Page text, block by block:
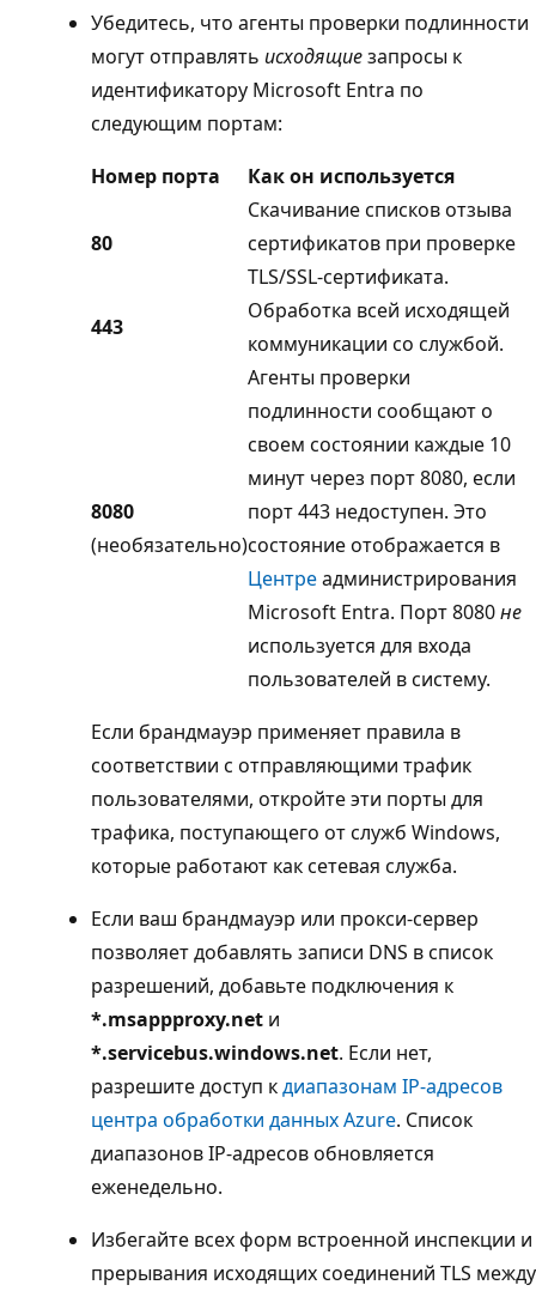
Убедитесь, что агенты проверки подлинности
могут отправлять исходящиезапросы к
идентификатору Microsoft Entra по
следующим портам:
Номер порта
Как он используется
80
Скачивание списков отзыва
сертификатов при проверке
TLS/SSL-сертификата.
443
Обработка всей исходящей
коммуникации со службой.
8080
(необязательно)
Агенты проверки
подлинности сообщают о
своем состоянии каждые 10
минут через порт 8080, если
порт 443 недоступен. Это
состояние отображается в
Центреадминистрирования
Microsoft Entra. Порт 8080не
используется для входа
пользователей в систему.
Если брандмауэр применяет правила в
соответствии с отправляющими трафик
пользователями, откройте эти порты для
трафика, поступающего от служб Windows,
которые работают как сетевая служба.
Если ваш брандмауэр или прокси-сервер
позволяет добавлять записи DNS в список
разрешений, добавьте подключения к
*.msappproxy.net и
*.servicebus.windows.net. Если нет,
разрешите доступ кдиапазонам IP-адресов
центра обработки данных Azure. Список
диапазонов IP-адресов обновляется
еженедельно.
Избегайте всех форм встроенной инспекции и
прерывания исходящих соединений TLS между